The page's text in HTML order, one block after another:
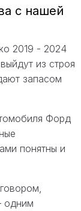
с нашей
2019 - 2024
из строя
запасом
Форд
понятны и
одним